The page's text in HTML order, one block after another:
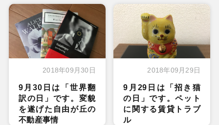
2018年09月30日
9月30日は「世界翻
訳の日」です。変貌
を遂げた自由が丘の
不動産事情
2018年09月29日
9月29日は「招き猫
の日」です。ペット
に関する賃貸トラブ
ル